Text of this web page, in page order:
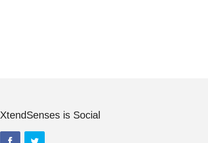
XtendSenses is Social